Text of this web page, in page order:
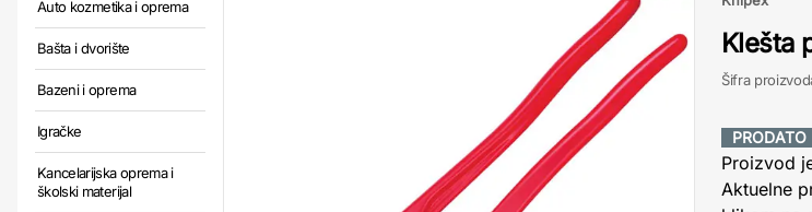
Auto kozmetika i oprema
Bašta i dvorište
Bazeni i oprema
Igračke
Kancelarijska oprema i
školski materijal
Klešta
Šifra
PRODATO
Proizvod
Aktuelne